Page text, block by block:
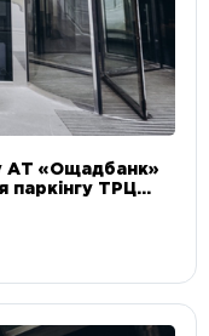
АТ «Ощадбанк»
паркінгу ТРЦ